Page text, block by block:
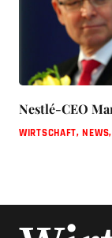
Nestlé-CEO
WIRTSCHAFT,NEWS,